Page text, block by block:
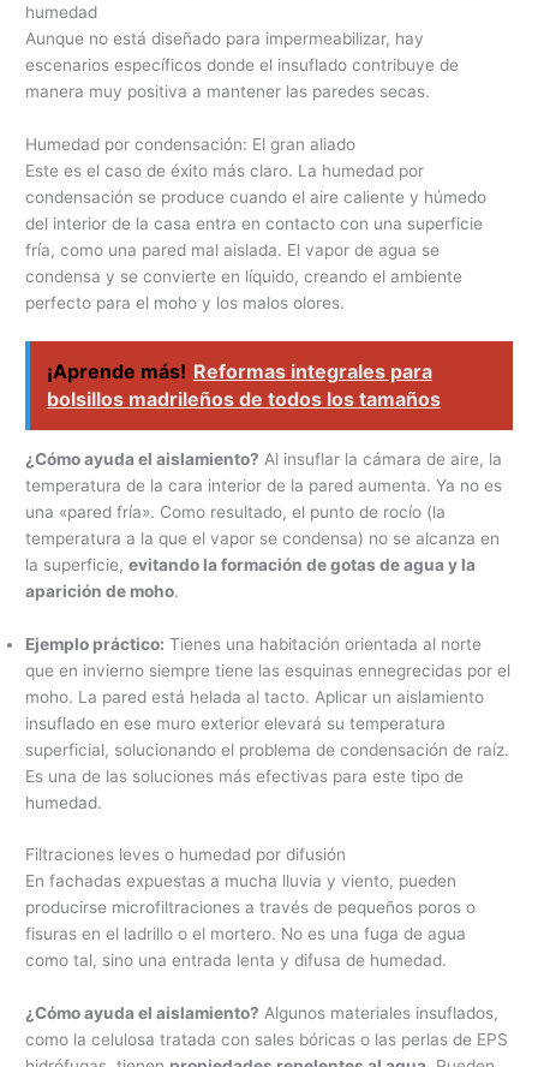
humedad
Aunque no está diseñado para impermeabilizar, hay
escenarios específicos donde el insuflado contribuye de
manera muy positiva a mantener las paredes secas.
Humedad por condensación: El gran aliado
Este es el caso de éxito más claro. La humedad por
condensación se produce cuando el aire caliente y húmedo
del interior de la casa entra en contacto con una superficie
fría, como una pared mal aislada. El vapor de agua se
condensa y se convierte en líquido, creando el ambiente
perfecto para el moho y los malos olores.
¡Aprende más! Reformas integrales para
bolsillos madrileños de todos los tamaños
¿Cómo ayuda el aislamiento? Al insuflar la cámara de aire, la
temperatura de la cara interior de la pared aumenta. Ya no es
una «pared fría». Como resultado, el punto de rocío (la
temperatura a la que el vapor se condensa) no se alcanza en
la superficie,evitando la formación de gotas de agua y la
aparición de moho.
Ejemplo práctico: Tienes una habitación orientada al norte
que en invierno siempre tiene las esquinas ennegrecidas por el
moho. La pared está helada al tacto. Aplicar un aislamiento
insuflado en ese muro exterior elevará su temperatura
superficial, solucionando el problema de condensación de raíz.
Es una de las soluciones más efectivas para este tipo de
humedad.
Filtraciones leves o humedad por difusión
En fachadas expuestas a mucha lluvia y viento, pueden
producirse microfiltraciones a través de pequeños poros o
fisuras en el ladrillo o el mortero. No es una fuga de agua
como tal, sino una entrada lenta y difusa de humedad.
¿Cómo ayuda el aislamiento? Algunos materiales insuflados,
como la celulosa tratada con sales bóricas o las perlas de EPS